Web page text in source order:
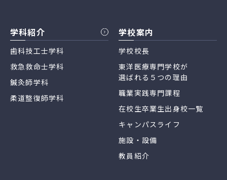
学科紹介
歯科技工士学科
救急救命士学科
鍼灸師学科
柔道整復師学科
学校案内
学校校長
東洋医療専門学校が
選ばれる５つの理由
職業実践専門課程
在校生卒業生出身校一覧
キャンパスライフ
施設・設備
教員紹介